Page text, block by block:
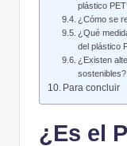
⁤plástico‌
¿Cómo se
¿Qué
⁤del plástico
¿Existen
sostenibles?
Para concluir
¿Es ‌el